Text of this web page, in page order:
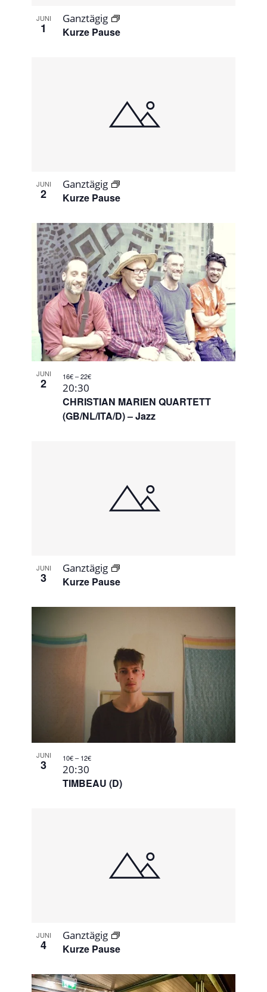
JUNI
1 Kurze Pause
Ganztägig
JUNI
2 Kurze Pause
Ganztägig
JUNI
2
CHRISTIAN MARIEN QUARTETT
(GB/NL/ITA/D) – Jazz
20:30
16€ – 22€
JUNI
3 Kurze Pause
Ganztägig
JUNI
3
TIMBEAU (D)
20:30
10€ – 12€
JUNI
4 Kurze Pause
Ganztägig